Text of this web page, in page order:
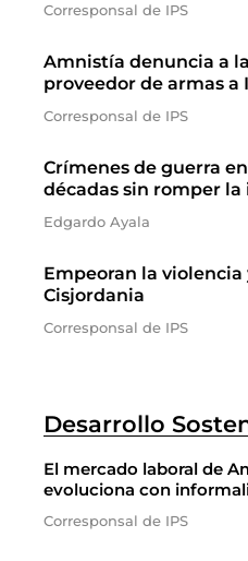
Corresponsal de IPS
Amnistía denuncia a
proveedor de armas a
Corresponsal de IPS
Crímenes de guerra
décadas sin romper
Edgardo Ayala
Empeoran la violencia
Cisjordania
Corresponsal de IPS
Desarrollo
El mercado laboral de
evoluciona con
Corresponsal de IPS